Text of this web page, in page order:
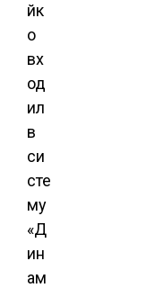
йк
о
вх
од
ил
в
си
сте
му
«Д
ин
ам